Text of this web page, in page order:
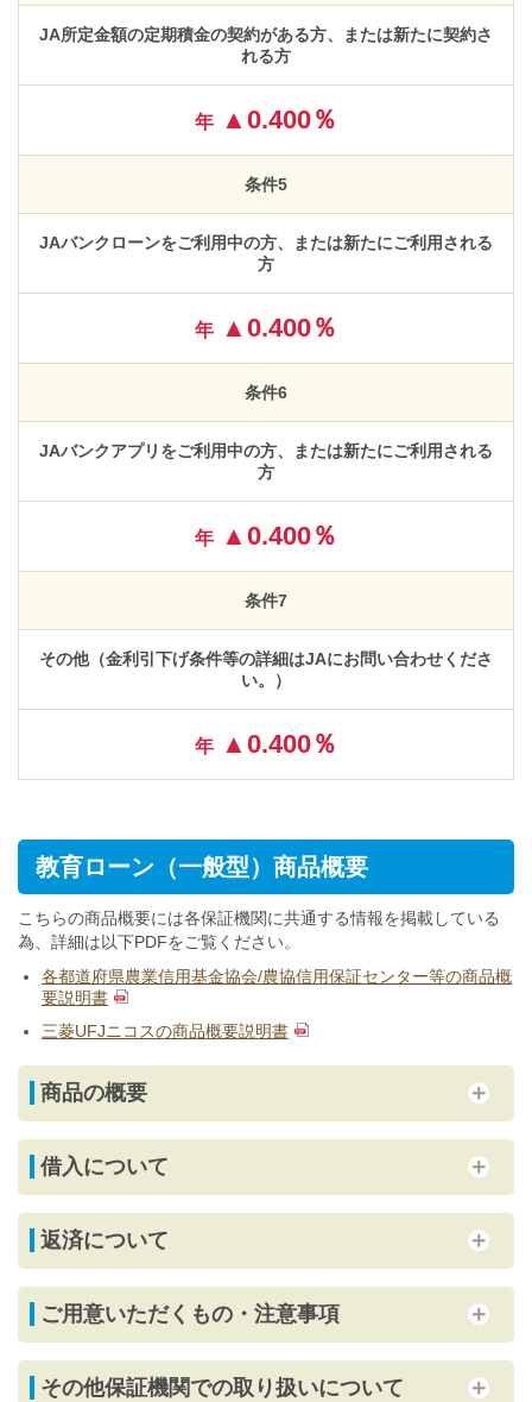
JA所定金額の定期積金の契約がある方、または新たに契約さ
れる方
年 ▲0.400％
条件5
JAバンクローンをご利用中の方、または新たにご利用される
方
年 ▲0.400％
条件6
JAバンクアプリをご利用中の方、または新たにご利用される
方
年 ▲0.400％
条件7
その他（金利引下げ条件等の詳細はJAにお問い合わせくださ
い。）
年 ▲0.400％
教育ローン（一般型）商品概要
こちらの商品概要には各保証機関に共通する情報を掲載している
為、詳細は以下PDFをご覧ください。
各都道府県農業信用基金協会/農協信用保証センター等の商品概
要説明書
三菱UFJニコスの商品概要説明書
商品の概要
借入について
返済について
ご用意いただくもの・注意事項
その他保証機関での取り扱いについて